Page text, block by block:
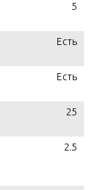
5
Есть
Есть
25
2.5